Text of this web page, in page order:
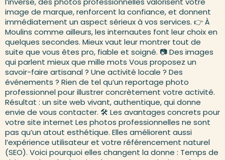
image de marque, renforcent la confiance, et donnent
immédiatement un aspect sérieux à vos services. 👉 À
Moulins comme ailleurs, les internautes font leur choix en
quelques secondes. Mieux vaut leur montrer tout de
suite que vous êtes pro, fiable et soigné. 📷 Des images
qui parlent mieux que mille mots Vous proposez un
savoir-faire artisanal ? Une activité locale ? Des
événements ? Rien de tel qu’un reportage photo
professionnel pour illustrer concrètement votre activité.
Résultat : un site web vivant, authentique, qui donne
envie de vous contacter. 🛠️ Les avantages concrets pour
votre site internet Les photos professionnelles ne sont
pas qu’un atout esthétique. Elles améliorent aussi
l’expérience utilisateur et votre référencement naturel
(SEO). Voici pourquoi elles changent la donne : Temps de